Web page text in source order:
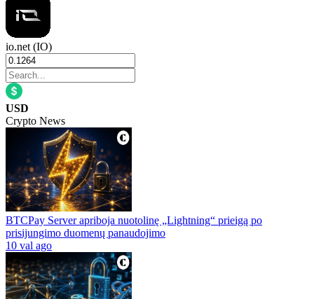
io.net (IO)
USD
Crypto News
BTCPay Server apriboja nuotolinę „Lightning“ prieigą po
prisijungimo duomenų panaudojimo
10 val ago